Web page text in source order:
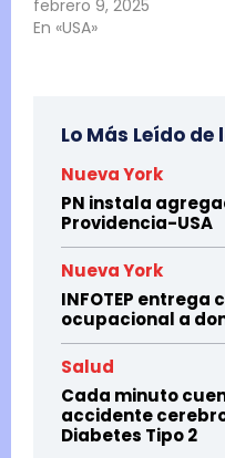
febrero 9, 2025
En «USA»
Lo Más Leído de
Nueva York
PN instala
Providencia-USA
Nueva York
INFOTEP
ocupacional a
Salud
Cada minuto
accidente
Diabetes Tipo 2